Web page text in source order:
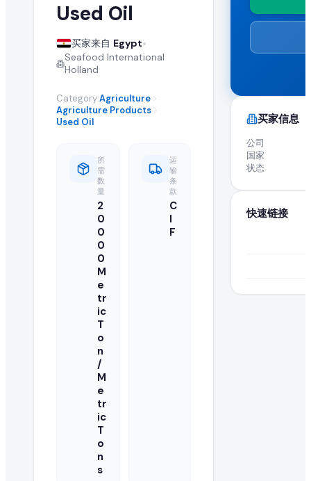
类似 Used Oil 批发采购需求
在 EximNext B2B 市场浏览更多活跃的 used oil 采购需求以
全球 B2B 采购: 活跃进口商求购 Used Oil
关于 Used Oil 采购需求的常见问题
什么是 used oil 采购需求?
采购需求是由正在寻找供应商以批量进口或采购批发 used oil
如何响应此 used oil 采购需求?
认证供应商和制造商可以点击本页的"提交报价"按钮,将批发
正在寻找此 used oil 的买家是否已认证?
EximNext 对我们 B2B 市场上的买家实施认证流程,确保供应
我的报价中需要包含哪些信息?
您的报价应包括最优批发 FOB 价格、最低起订量(MOQ)、
我可以直接联系来自 Egypt 的买家吗?
可以,我们目录中已注册并已升级的供应商可访问买家的联系
Used Oil
买家来自 Egypt•
Seafood International
Holland
Category:Agriculture
Agriculture Products
Used Oil
所
需
数
量
2
0
0
0
0
M
e
tr
ic
T
o
n
/
M
e
tr
ic
T
o
n
s
运
输
条
款
C
I
F
买家信息
公司
国家
状态
快速链接